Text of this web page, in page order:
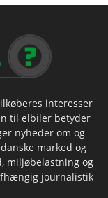
interesser
til elbiler betyder
nyheder om og
marked og
miljøbelastning og
journalistik